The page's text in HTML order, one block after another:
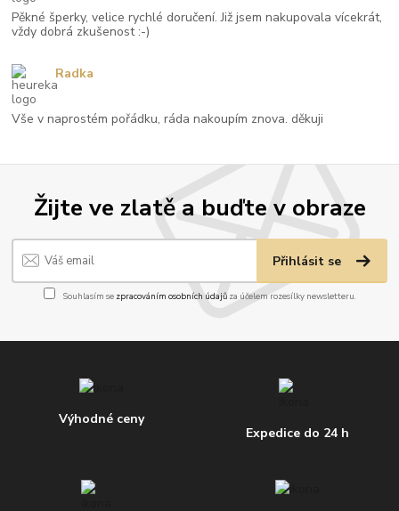
Žijte ve zlatě a buďte v obraze
Přihlásit se
Souhlasím se zpracováním osobních údajůza účelem rozesílky newsletteru.
Výhodné ceny
Expedice do 24 h
Pěkné šperky, velice rychlé doručení. Již jsem nakupovala vícekrát,
vždy dobrá zkušenost :-)
Vše v naprostém pořádku, ráda nakoupím znova. děkuji
Radka